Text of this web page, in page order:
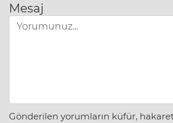
Mesaj
Gönderilen yorumların küfür,